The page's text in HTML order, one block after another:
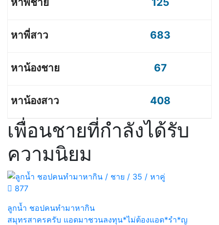
683
67
408
เพื่อนชายที่กำลังได้รับ
ความนิยม
877
ลูกน้ำ ชอปคนทำมาหากิน
สมุทรสาครครับ แอดมาชวนลงทุน*ไม่ต้องแอด*รำ*ญ